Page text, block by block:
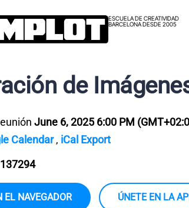
ESCUELA DE CREATIVIDAD
BARCELONA DESDE 2005
de
June 6, 2025 6:00 PM
Calendar, iCal Export
137294
EL NAVEGADOR ÚNETE EN LA